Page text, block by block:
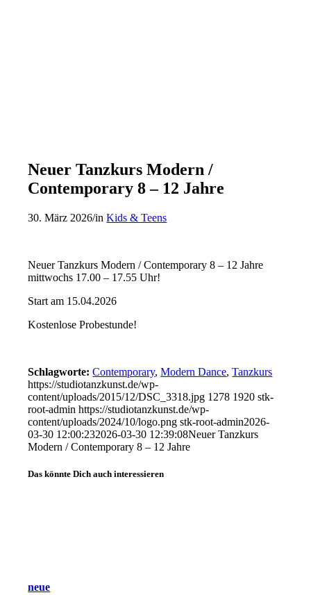
Neuer Tanzkurs Modern /
Contemporary 8 – 12 Jahre
30. März 2026/inKids & Teens
Neuer Tanzkurs Modern / Contemporary 8 – 12 Jahre
mittwochs 17.00 – 17.55 Uhr!
Start am 15.04.2026
Kostenlose Probestunde!
Schlagworte: Contemporary,Modern Dance,Tanzkurs
https://studiotanzkunst.de/wp-
content/uploads/2015/12/DSC_3318.jpg 1278 1920 stk-
root-admin https://studiotanzkunst.de/wp-
content/uploads/2024/10/logo.png stk-root-admin2026-
03-30 12:00:232026-03-30 12:39:08Neuer Tanzkurs
Modern / Contemporary 8 – 12 Jahre
Das könnte Dich auch interessieren
neue